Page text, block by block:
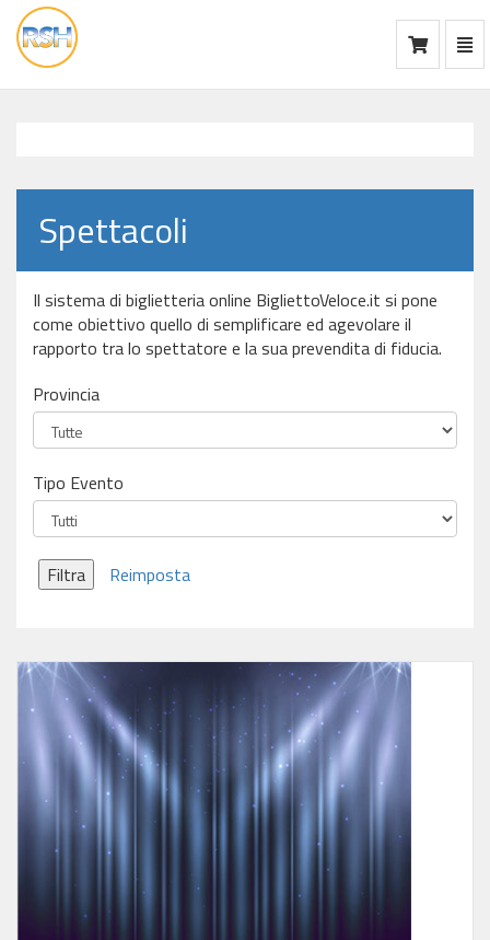
vai
alla
Spettacoli
Il sistema di biglietteria online BigliettoVeloce.it si pone
come obiettivo quello di semplificare ed agevolare il
rapporto tra lo spettatore e la sua prevendita di fiducia.
Provincia
Tipo Evento
Filtra Reimposta